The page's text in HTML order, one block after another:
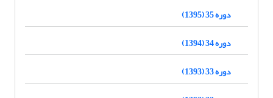
دوره 35 (1395)
دوره 34 (1394)
دوره 33 (1393)